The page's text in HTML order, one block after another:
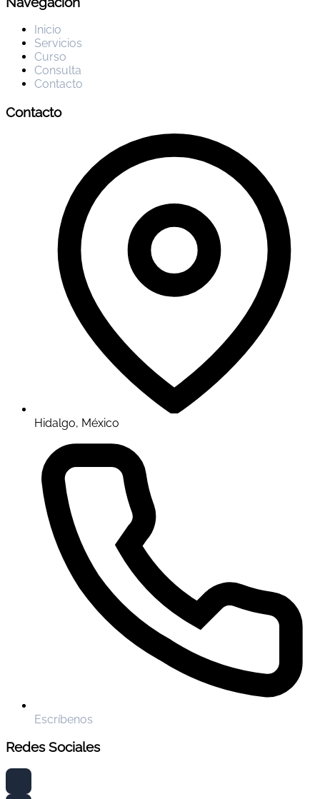
Inicio
Servicios
Curso
Consulta
Contacto
Contacto
Hidalgo, México
Escríbenos
Redes Sociales